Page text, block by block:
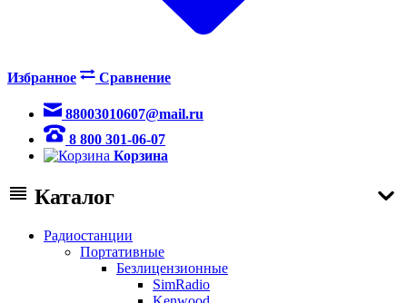
Избранное Сравнение
88003010607@mail.ru
8 800 301-06-07
Корзина
Каталог
Радиостанции
Портативные
Безлицензионные
SimRadio